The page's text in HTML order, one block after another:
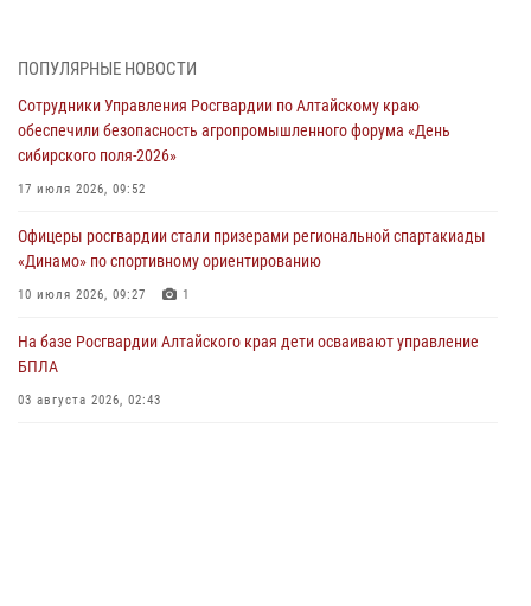
акции «Коробка храбрости»
Сотрудники Росгвардии провели встречу с юными пограничниками
03 июля 2026, 04:03
Управление Росгвардии по Алтайскому краю провело для детей
02 июля 2026, 00:55
В краевом управлении вневедомственной охраны Росгвардии по
ПОПУЛЯРНЫЕ НОВОСТИ
Сотрудники Управления Росгвардии по Алтайскому краю
обеспечили безопасность агропромышленного форума «День
сибирского поля-2026»
17 июля 2026, 09:52
Офицеры росгвардии стали призерами региональной спартакиады
«Динамо» по спортивному ориентированию
10 июля 2026, 09:27 1
На базе Росгвардии Алтайского края дети осваивают управление
БПЛА
03 августа 2026, 02:43